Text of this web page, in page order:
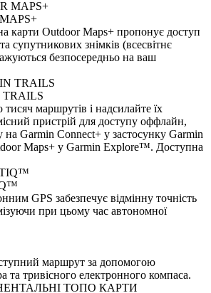
карти Outdoor Maps+ пропонує доступ
супутникових знімків (всесвітнє
безпосередньо на ваш
маршрутів і надсилайте їх
пристрій для доступу оффлайн,
Garmin Connect+ у застосунку Garmin
Maps+ у Garmin Explore™. Доступна
GPS забезпечує відмінну точність
при цьому час автономної
маршрут за допомогою
та тривісного електронного компаса.